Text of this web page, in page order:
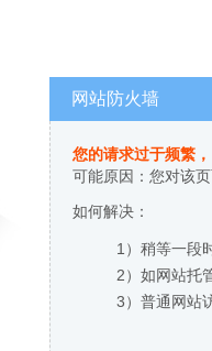
网站防火墙
您的请求过于频繁
可能原因：您对该
如何解决：
1）稍等一段
2）如网站托
3）普通网站